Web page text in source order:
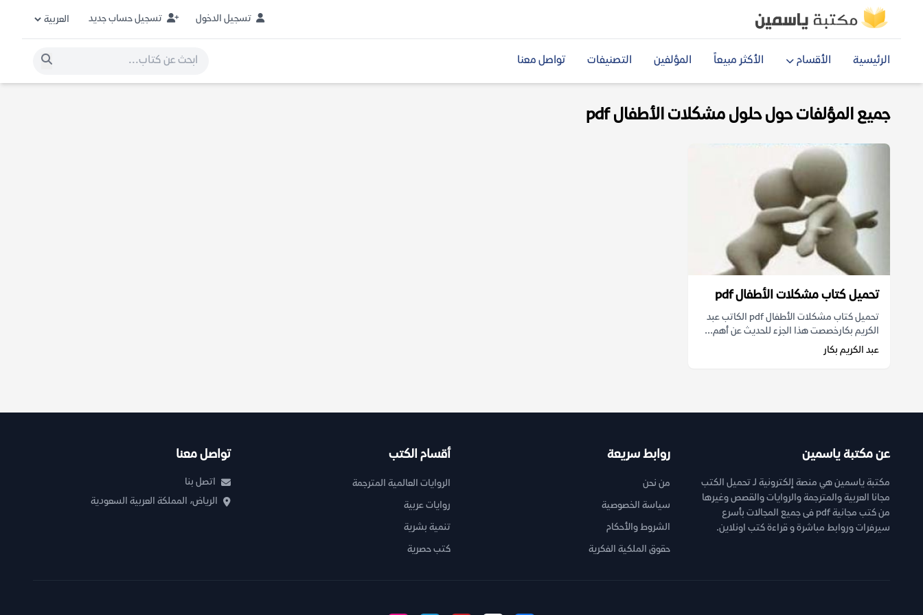
تسجيل الدخول تسجيل حساب جديد
الرئيسية الأقسام الأكثر مبيعاً المؤلفين التصنيفات تواصل معنا
جميع المؤلفات حول حلول مشكلات الأطفال pdf
تحميل كتاب مشكلات الأطفال pdf
تحميل كتاب مشكلات الأطفال pdf الكاتب عبد
الكريم بكارخصصت هذا الجزء للحديث عن أهم...
عبد الكريم بكار
عن مكتبة ياسمين
مكتبة ياسمين هي منصة إلكترونية لـ تحميل الكتب
مجانا العربية والمترجمة والروايات والقصص وغيرها
من كتب مجانية pdf فى جميع المجالات بأسرع
سيرفرات وروابط مباشرة و قراءة كتب اونلاين.
روابط سريعة
من نحن
سياسة الخصوصية
الشروط والأحكام
حقوق الملكية الفكرية
أقسام الكتب
الروايات العالمية المترجمة
روايات عربية
تنمية بشرية
كتب حصرية
تواصل معنا
اتصل بنا
الرياض، المملكة العربية السعودية